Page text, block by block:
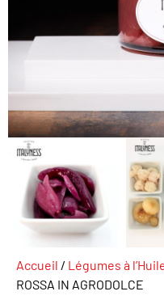
Accueil / Légumes à
ROSSA IN AGRODOLCE